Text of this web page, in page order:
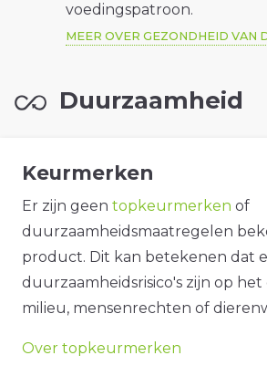
voedingspatroon.
MEER OVER GEZONDHEID VAN
Duurzaamheid
Keurmerken
Er zijn geen topkeurmerken of
duurzaamheidsmaatregelen
product. Dit kan betekenen dat
duurzaamheidsrisico's zijn op het
milieu, mensenrechten of
Over topkeurmerken